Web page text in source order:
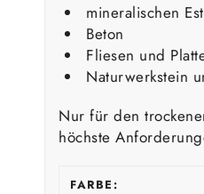
mineralischen
Beton
Fliesen und
Naturwerkstein
Nur für den
höchste
FARBE: